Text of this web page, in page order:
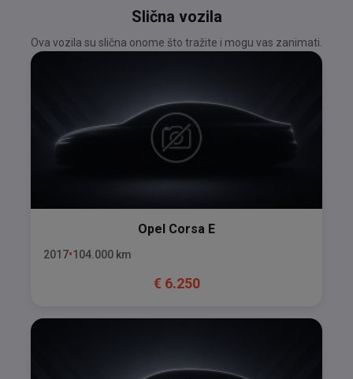
Slična vozila
Ova vozila su slična onome što tražite i mogu vas zanimati.
Opel Corsa E
2017 104.000 km
€ 6.250